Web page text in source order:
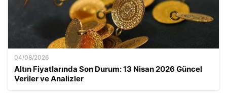
04/08/2026
Altın Fiyatlarında Son Durum: 13 Nisan 2026 Güncel
Veriler ve Analizler